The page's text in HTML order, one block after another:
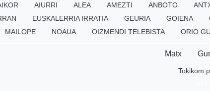
AIURRI ALEA AMEZTI ANBOTO
EUSKALERRIA IRRATIA GEURIA GOIENA
MAILOPE NOAUA OIZMENDI TELEBISTA ORIO
Matx
Tokikom